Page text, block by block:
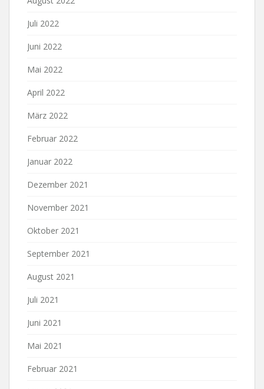
Juli 2022
Juni 2022
Mai 2022
April 2022
März 2022
Februar 2022
Januar 2022
Dezember 2021
November 2021
Oktober 2021
September 2021
August 2021
Juli 2021
Juni 2021
Mai 2021
Februar 2021